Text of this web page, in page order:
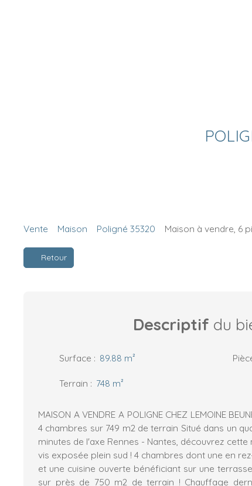
Vente Maison Poligné 35320 Maison à vendre, 6
Retour
Descriptif du
Surface : 89.88 m²
Terrain : 748 m²
MAISON A VENDRE A POLIGNE CHEZ LEMOINE
4 chambres sur 749 m2 de terrain Situé dans un
minutes de l'axe Rennes - Nantes, découvrez
vis exposée plein sud ! 4 chambres dont une en
et une cuisine ouverte bénéficiant sur une
sur près de 750 m2 de terrain ! Chauffage